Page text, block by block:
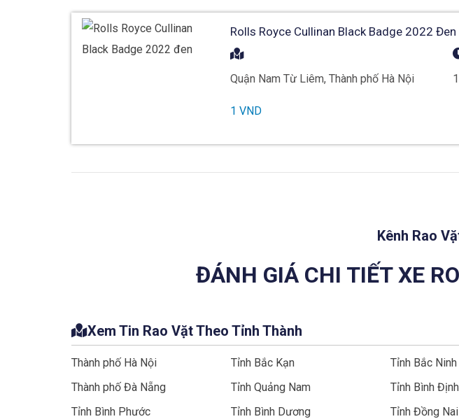
Rolls Royce Cullinan Black Badge 2022 Đen
Quận Nam Từ Liêm, Thành phố Hà Nội
1 VND
Kênh Rao
ĐÁNH GIÁ CHI TIẾT XE
Xem Tin Rao Vặt Theo Tỉnh Thành
Thành phố Hà Nội Tỉnh Bắc Kạn Tỉnh Bắc Ninh
Thành phố Đà Nẵng
Tỉnh Quảng Nam Tỉnh Bình Định
Tỉnh Bình Phước
Tỉnh Bình Dương Tỉnh Đồng Nai